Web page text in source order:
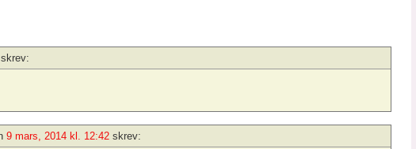
skrev:
9 mars, 2014 kl. 12:42 skrev: